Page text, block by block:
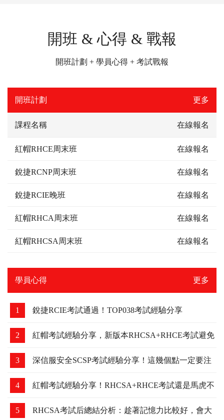
開班 & 心得 & 戰報
開班計劃 + 學員心得 + 考試戰報
開班計劃 更多
課程名稱 在線報名
紅帽RHCE周末班 在線報名
銳捷RCNP周末班 在線報名
銳捷RCIE晚班 在線報名
紅帽RHCA周末班 在線報名
紅帽RHCSA周末班 在線報名
學員心得 更多
1 銳捷RCIE考試通過！TOP038考試經驗分享
2 紅帽考試經驗分享，新版本RHCSA+RHCE考試避免
踩坑
3 深信服安全SCSP考試經驗分享！這幾個點一定要注
意，我差點吃了虧！
4 紅帽考試經驗分享！RHCSA+RHCE考試還是馬虎不
得，細節要注意下！
5 RHCSA考試后總結分析：趁著記憶力比較好，會大